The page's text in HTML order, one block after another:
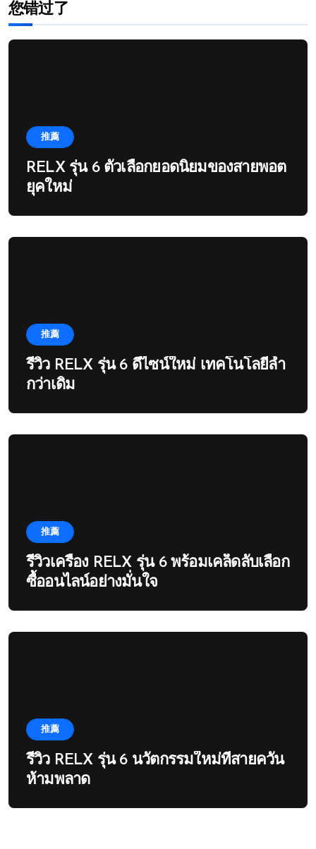
您错过了
推薦
RELX รุ่น 6 ตัวเลือกยอดนิยมของสายพอต
ยุคใหม่
推薦
รีวิว RELX รุ่น 6 ดีไซน์ใหม่ เทคโนโลยีล้ำ
กว่าเดิม
推薦
รีวิวเครื่อง RELX รุ่น 6 พร้อมเคล็ดลับเลือก
ซื้ออนไลน์อย่างมั่นใจ
推薦
รีวิว RELX รุ่น 6 นวัตกรรมใหม่ที่สายควัน
ห้ามพลาด